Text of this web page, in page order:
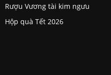
Rượu Vương tài kim ngưu
Hộp quà Tết 2026